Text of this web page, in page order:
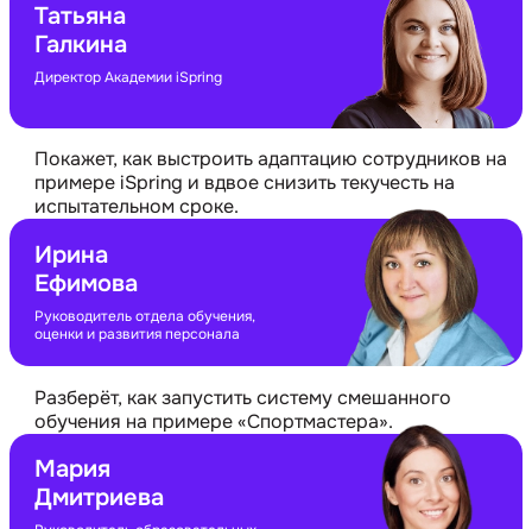
Татьяна
Галкина
Директор Академии iSpring
Покажет, как выстроить адаптацию сотрудников на
примере iSpring и вдвое снизить текучесть на
испытательном сроке.
Ирина
Ефимова
Руководитель отдела обучения,
оценки и развития персонала
Разберёт, как запустить систему смешанного
обучения на примере «Спортмастера».
Мария
Дмитриева